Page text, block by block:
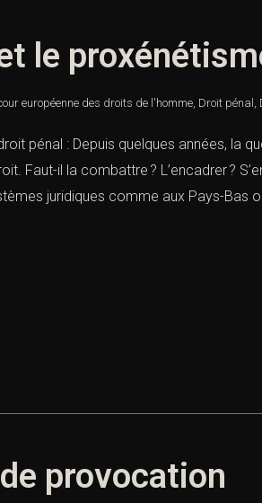
le
européenne des droits de l'homme, Droit pénal ,
pénal : Depuis quelques années, la
Faut-il la combattre ? L’encadrer ?
juridiques comme aux Pays-Bas
provocation